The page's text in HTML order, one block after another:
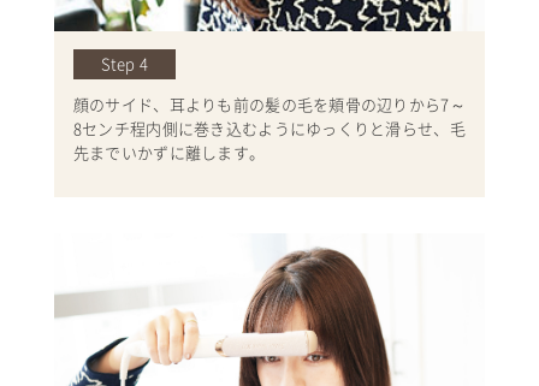
Step 4
顔のサイド、耳よりも前の髪の毛を頬骨の辺りから7～
8センチ程内側に巻き込むようにゆっくりと滑らせ、毛
先までいかずに離します。